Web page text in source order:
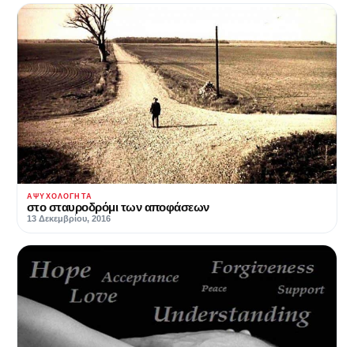
ΑΨΥΧΟΛΌΓΗΤΑ
στο σταυροδρόμι των αποφάσεων
13 Δεκεμβρίου, 2016